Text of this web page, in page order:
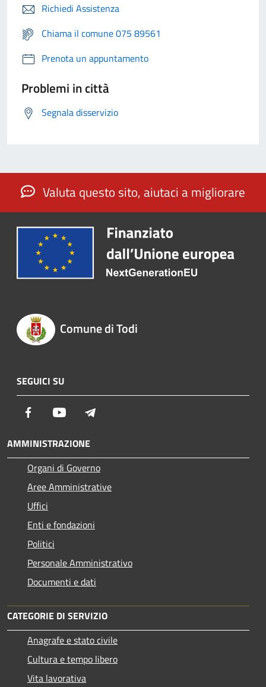
Richiedi Assistenza
Chiama il comune 075 89561
Prenota un appuntamento
Problemi in città
Segnala disservizio
Valuta questo sito, aiutaci a migliorare
Comune di Todi
SEGUICI SU
Facebook Youtube
AMMINISTRAZIONE
Organi di Governo
Aree Amministrative
Uffici
Enti e fondazioni
Politici
Personale Amministrativo
Documenti e dati
CATEGORIE DI SERVIZIO
Anagrafe e stato civile
Cultura e tempo libero
Vita lavorativa